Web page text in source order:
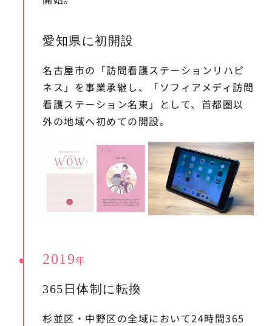
愛知県に初開設
名古屋市の「訪問看護ステーションリハピ
ネス」を事業承継し、「ソフィアメディ訪問
看護ステーション名東」として、首都圏以
外の地域へ初めての開設。
2019年
365日体制に転換
杉並区・中野区の全域において24時間365